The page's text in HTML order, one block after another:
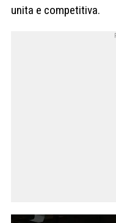
unita e competitiva.